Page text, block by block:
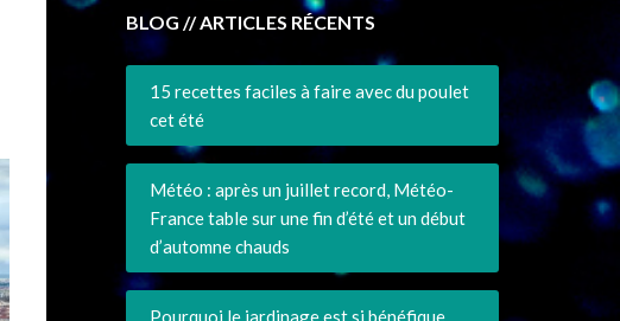
BLOG // ARTICLES RÉCENTS
15 recettes faciles à faire avec du poulet
cet été
Météo : après un juillet record, Météo-
France table sur une fin d’été et un début
d’automne chauds
Pourquoi le jardinage est si bénéfique